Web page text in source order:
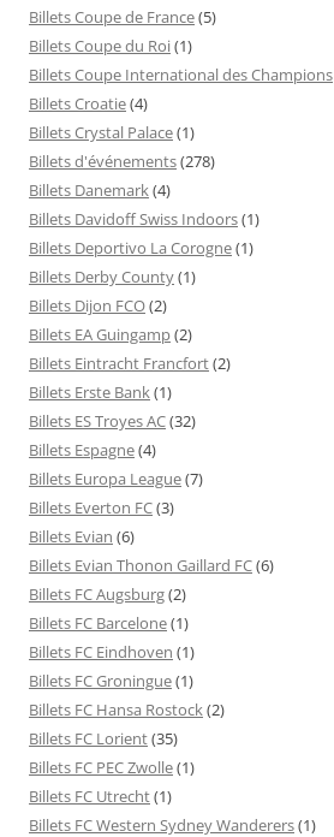
Billets Coupe de France(5)
Billets Coupe du Roi(1)
Billets Coupe International des Champions
Billets Croatie(4)
Billets Crystal Palace(1)
Billets d'événements(278)
Billets Danemark(4)
Billets Davidoff Swiss Indoors(1)
Billets Deportivo La Corogne(1)
Billets Derby County(1)
Billets Dijon FCO(2)
Billets EA Guingamp(2)
Billets Eintracht Francfort(2)
Billets Erste Bank(1)
Billets ES Troyes AC(32)
Billets Espagne(4)
Billets Europa League(7)
Billets Everton FC(3)
Billets Evian (6)
Billets Evian Thonon Gaillard FC(6)
Billets FC Augsburg(2)
Billets FC Barcelone(1)
Billets FC Eindhoven (1)
Billets FC Groningue(1)
Billets FC Hansa Rostock(2)
Billets FC Lorient(35)
Billets FC PEC Zwolle(1)
Billets FC Utrecht(1)
Billets FC Western Sydney Wanderers(1)